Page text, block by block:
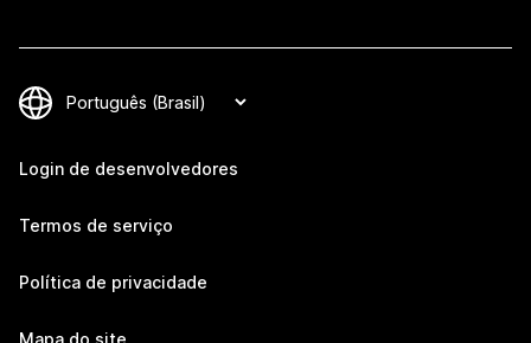
Login de desenvolvedores
Termos de serviço
Política de privacidade
Mapa do site